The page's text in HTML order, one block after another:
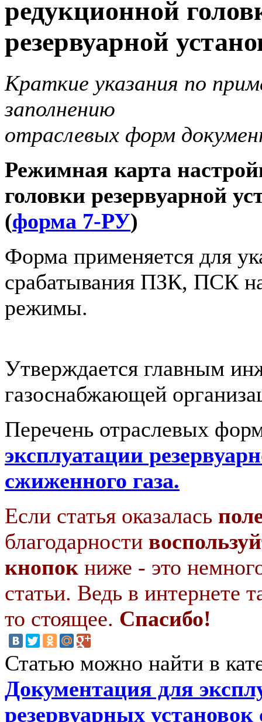
редукционной
резервуарной
Краткие указания по
заполнению
отраслевых форм
Режимная карта
головки резервуарной
(форма 7-РУ)
Форма применяется для
срабатывания ПЗК, ПСК
режимы.
Утверждается главным
газоснабжающей
Перечень отраслевых
эксплуатации
сжиженного газа.
Если статья оказалась
благодарности
кнопок ниже - это
статьи. Ведь в интернете
то стоящее. Спасибо!
Статью можно найти в
Документация для
резервуарных